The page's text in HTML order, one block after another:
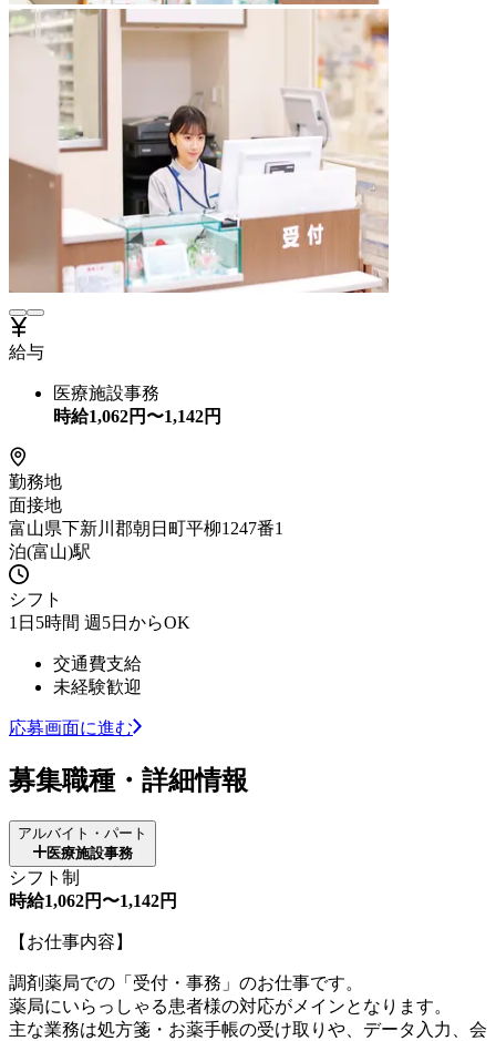
給与
医療施設事務
時給1,062円〜1,142円
勤務地
面接地
富山県下新川郡朝日町平柳1247番1
泊(富山)駅
シフト
1日5時間 週5日からOK
交通費支給
未経験歓迎
応募画面に進む
募集職種・詳細情報
アルバイト・パート
医療施設事務
シフト制
時給1,062円〜1,142円
【お仕事内容】
調剤薬局での「受付・事務」のお仕事です。
薬局にいらっしゃる患者様の対応がメインとなります。
主な業務は処方箋・お薬手帳の受け取りや、データ入力、会